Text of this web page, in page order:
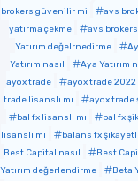
brokers güvenilir mi
avs
yatırma çekme
avs
Yatırım değelrnedirme
Yatırım nasıl
Aya Yatırım
ayox trade
ayox trade 2022
trade lisanslı mı
ayox trade
bal fx lisanslı mı
bal fx
lisanslı mı
balans fx
Best Capital nasıl
Best
Yatırım değerlendirme
Beta